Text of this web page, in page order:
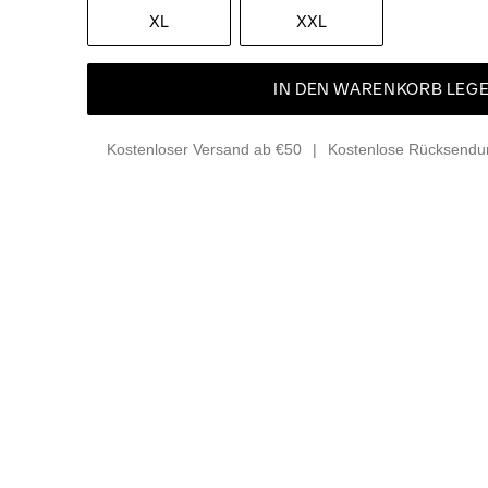
XL XXL
IN DEN WARENKORB
Kostenloser Versand ab €50 Kostenlose